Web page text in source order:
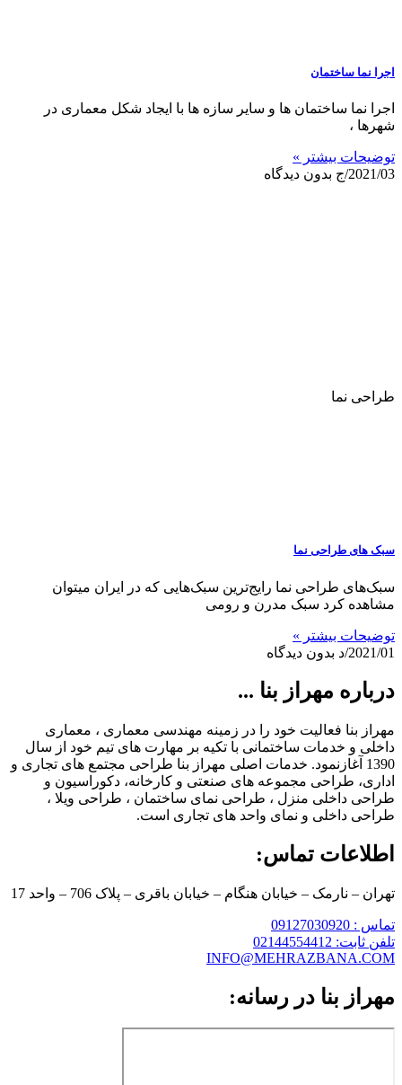
اجرا نما ساختمان
اجرا نما ساختمان ها و سایر سازه ها با ایجاد شکل معماری در
شهرها ،
توضیحات بیشتر »
2021/03/ج
بدون دیدگاه
طراحی نما
سبک های طراحی نما
سبک‌های طراحی نما رایج‌ترین سبک‌هایی که در ایران میتوان
مشاهده کرد سبک مدرن و رومی
توضیحات بیشتر »
2021/01/د
بدون دیدگاه
درباره مهراز بنا ...
مهراز بنا فعالیت خود را در زمینه مهندسی معماری ، معماری
داخلی و خدمات ساختمانی با تکیه بر مهارت های تیم خود از سال
1390 آغازنمود. خدمات اصلی مهراز بنا طراحی مجتمع های تجاری و
اداری، طراحی مجموعه های صنعتی و کارخانه، دکوراسیون و
طراحی داخلی منزل ، طراحی نمای ساختمان ، طراحی ویلا ،
طراحی داخلی و نمای واحد های تجاری است.
اطلاعات تماس:
تهران – نارمک – خیابان هنگام – خیابان باقری – پلاک 706 – واحد 17
تماس : 09127030920
تلفن ثابت: 02144554412
INFO@MEHRAZBANA.COM
مهراز بنا در رسانه: